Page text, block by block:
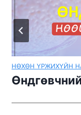
НӨХӨН ҮРЖИХҮЙН